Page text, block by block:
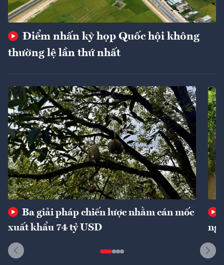
Điểm nhấn kỳ họp Quốc hội không
thường lệ lần thứ nhất
Ba giải pháp chiến lược nhằm cán mốc
xuất khẩu 74 tỷ USD